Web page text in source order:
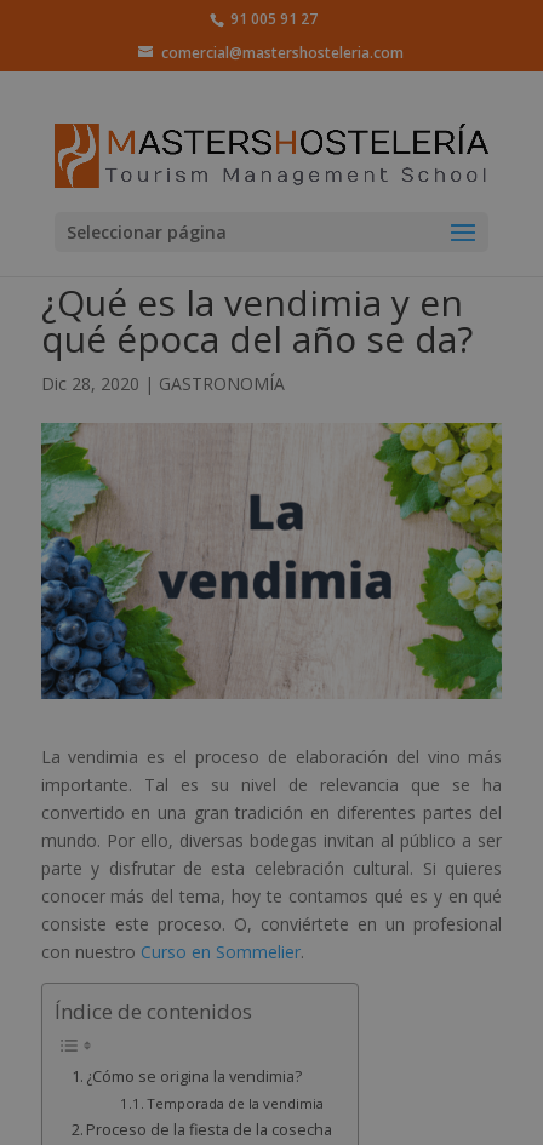
91 005 91 27
comercial@mastershosteleria.com
Seleccionar página
¿Qué es la vendimia y en
qué época del año se da?
Dic 28, 2020 | GASTRONOMÍA
La vendimia es el proceso de elaboración del vino más
importante. Tal es su nivel de relevancia que se ha
convertido en una gran tradición en diferentes partes del
mundo. Por ello, diversas bodegas invitan al público a ser
parte y disfrutar de esta celebración cultural. Si quieres
conocer más del tema, hoy te contamos qué es y en qué
consiste este proceso. O, conviértete en un profesional
con nuestro Curso en Sommelier.
Índice de contenidos
¿Cómo se origina la vendimia?
Temporada de la vendimia
Proceso de la fiesta de la cosecha